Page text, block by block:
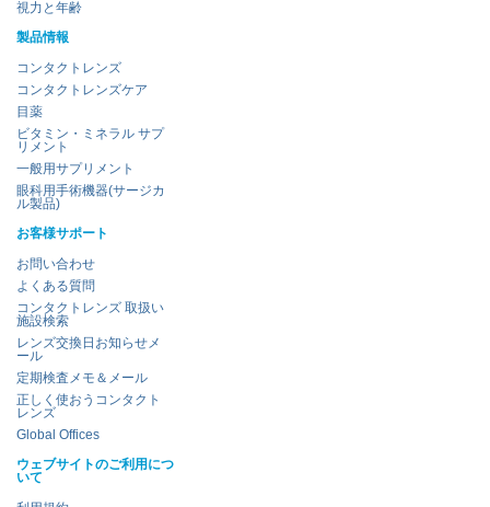
視力と年齢
製品情報
コンタクトレンズ
コンタクトレンズケア
目薬
ビタミン・ミネラル サプ
リメント
一般用サプリメント
眼科用手術機器(サージカ
ル製品)
お客様サポート
お問い合わせ
よくある質問
コンタクトレンズ 取扱い
施設検索
レンズ交換日お知らせメ
ール
定期検査メモ＆メール
正しく使おうコンタクト
レンズ
Global Offices
ウェブサイトのご利用につ
いて